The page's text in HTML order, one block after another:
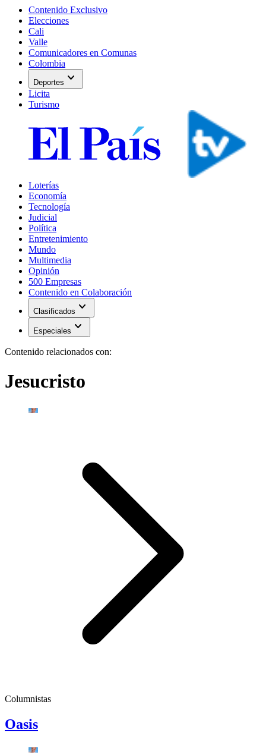
Contenido Exclusivo
Elecciones
Cali
Valle
Comunicadores en Comunas
Colombia
Deportes expand_more
Licita
Turismo
Loterías
Economía
Tecnología
Judicial
Política
Entretenimiento
Mundo
Multimedia
Opinión
500 Empresas
Contenido en Colaboración
Clasificados expand_more
Especiales expand_more
Contenido relacionados con:
Jesucristo
Columnistas
Oasis